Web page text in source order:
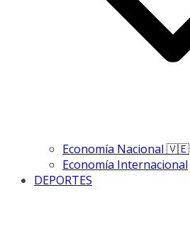
Economía Nacional 🇻🇪
Economía Internacional
DEPORTES